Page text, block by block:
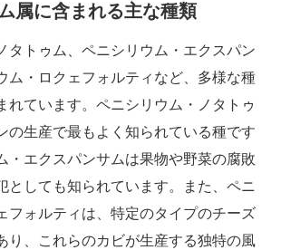
属に含まれる主な種類
タトゥム、ペニシリウム・エクスパン
ム・ロクェフォルティなど、多様な種
れています。ペニシリウム・ノタトゥ
の生産で最もよく知られている種です
・エクスパンサムは果物や野菜の腐敗
としても知られています。また、ペニ
フォルティは、特定のタイプのチーズ
り、これらのカビが生産する独特の風